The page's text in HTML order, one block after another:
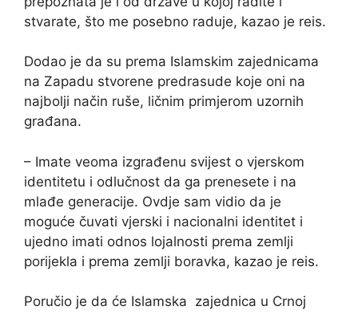
stvarate, što me posebno raduje, kazao je reis.
Dodao je da su prema Islamskim zajednicama
na Zapadu stvorene predrasude koje oni na
najbolji način ruše, ličnim primjerom uzornih
građana.
– Imate veoma izgrađenu svijest o vjerskom
identitetu i odlučnost da ga prenesete i na
mlađe generacije. Ovdje sam vidio da je
moguće čuvati vjerski i nacionalni identitet i
ujedno imati odnos lojalnosti prema zemlji
porijekla i prema zemlji boravka, kazao je reis.
Poručio je da će Islamska zajednica u Crnoj